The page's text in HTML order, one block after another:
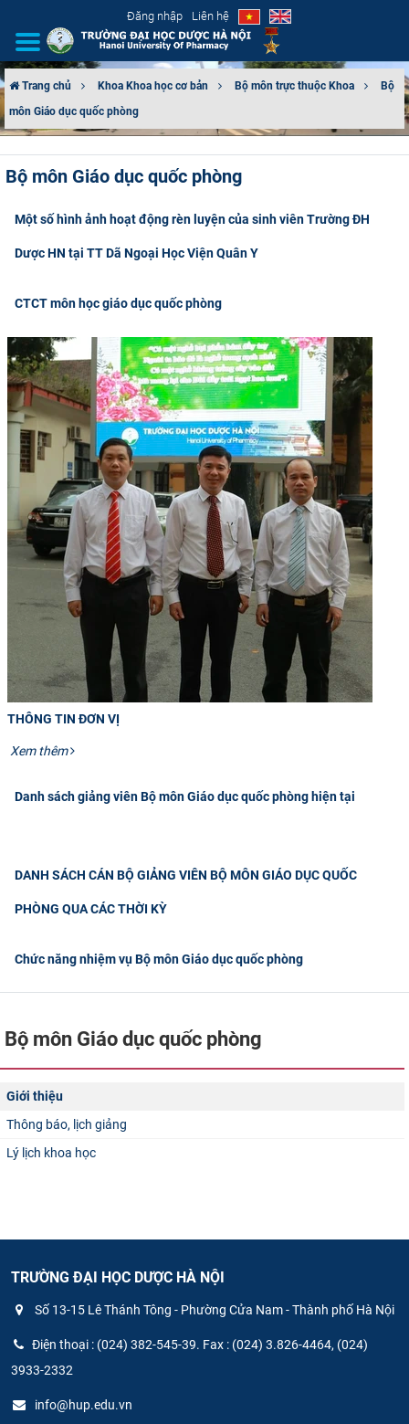
Đăng nhập Liên hệ
GIỚI THIỆU
CƠ CẤU TỔ CHỨC
TUYỂN SINH
ĐÀO TẠO
ĐẢM BẢO CHẤT LƯỢNG
KHOA HỌC CÔNG NGHỆ
HTQT
CỰU NGƯỜI HỌC
Trang chủ Khoa Khoa học cơ bản Bộ môn trực thuộc Khoa
Bộ
môn Giáo dục quốc phòng
Bộ môn Giáo dục quốc phòng
Một số hình ảnh hoạt động rèn luyện của sinh viên Trường ĐH
Dược HN tại TT Dã Ngoại Học Viện Quân Y
CTCT môn học giáo dục quốc phòng
THÔNG TIN ĐƠN VỊ
​​​​Xem thêm
Danh sách giảng viên Bộ môn Giáo dục quốc phòng hiện tại
DANH SÁCH CÁN BỘ GIẢNG VIÊN BỘ MÔN GIÁO DỤC QUỐC
PHÒNG QUA CÁC THỜI KỲ
Chức năng nhiệm vụ Bộ môn Giáo dục quốc phòng
Bộ môn Giáo dục quốc phòng
Giới thiệu
Thông báo, lịch giảng
Lý lịch khoa học
TRƯỜNG ĐẠI HỌC DƯỢC HÀ NỘI
Số 13-15 Lê Thánh Tông - Phường Cửa Nam - Thành phố Hà Nội
Điện thoại : (024) 382-545-39. Fax : (024) 3.826-4464, (024)
3933-2332
info@hup.edu.vn